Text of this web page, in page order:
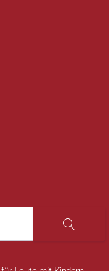
Suche